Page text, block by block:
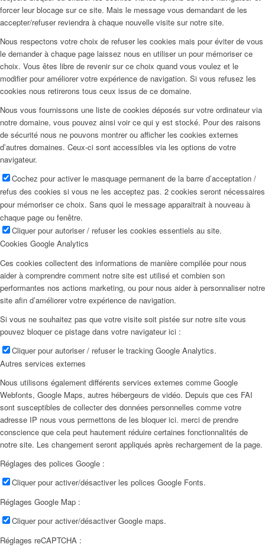
forcer leur blocage sur ce site. Mais le message vous demandant de les
accepter/refuser reviendra à chaque nouvelle visite sur notre site.
Nous respectons votre choix de refuser les cookies mais pour éviter de vous
le demander à chaque page laissez nous en utiliser un pour mémoriser ce
choix. Vous êtes libre de revenir sur ce choix quand vous voulez et le
modifier pour améliorer votre expérience de navigation. Si vous refusez les
cookies nous retirerons tous ceux issus de ce domaine.
Nous vous fournissons une liste de cookies déposés sur votre ordinateur via
notre domaine, vous pouvez ainsi voir ce qui y est stocké. Pour des raisons
de sécurité nous ne pouvons montrer ou afficher les cookies externes
d’autres domaines. Ceux-ci sont accessibles via les options de votre
navigateur.
Cochez pour activer le masquage permanent de la barre d’acceptation /
refus des cookies si vous ne les acceptez pas. 2 cookies seront nécessaires
pour mémoriser ce choix. Sans quoi le message apparaitrait à nouveau à
chaque page ou fenêtre.
Cliquer pour autoriser / refuser les cookies essentiels au site.
Cookies Google Analytics
Ces cookies collectent des informations de manière compilée pour nous
aider à comprendre comment notre site est utilisé et combien son
performantes nos actions marketing, ou pour nous aider à personnaliser notre
site afin d’améliorer votre expérience de navigation.
Si vous ne souhaitez pas que votre visite soit pistée sur notre site vous
pouvez bloquer ce pistage dans votre navigateur ici :
Cliquer pour autoriser / refuser le tracking Google Analytics.
Autres services externes
Nous utilisons également différents services externes comme Google
Webfonts, Google Maps, autres hébergeurs de vidéo. Depuis que ces FAI
sont susceptibles de collecter des données personnelles comme votre
adresse IP nous vous permettons de les bloquer ici. merci de prendre
conscience que cela peut hautement réduire certaines fonctionnalités de
notre site. Les changement seront appliqués après rechargement de la page.
Réglages des polices Google :
Cliquer pour activer/désactiver les polices Google Fonts.
Réglages Google Map :
Cliquer pour activer/désactiver Google maps.
Réglages reCAPTCHA :